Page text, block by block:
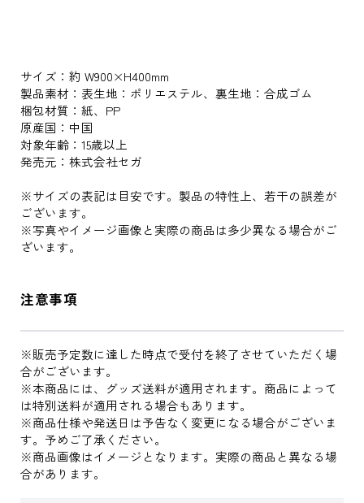
サイズ：約 W900×H400mm
製品素材：表生地：ポリエステル、裏生地：合成ゴム
梱包材質：紙、PP
原産国：中国
対象年齢：15歳以上
発売元：株式会社セガ
※サイズの表記は目安です。製品の特性上、若干の誤差が
ございます。
※写真やイメージ画像と実際の商品は多少異なる場合がご
ざいます。
注意事項
※販売予定数に達した時点で受付を終了させていただく場
合がございます。
※本商品には、グッズ送料が適用されます。商品によって
は特別送料が適用される場合もあります。
※商品仕様や発送日は予告なく変更になる場合がございま
す。予めご了承ください。
※商品画像はイメージとなります。実際の商品と異なる場
合があります。